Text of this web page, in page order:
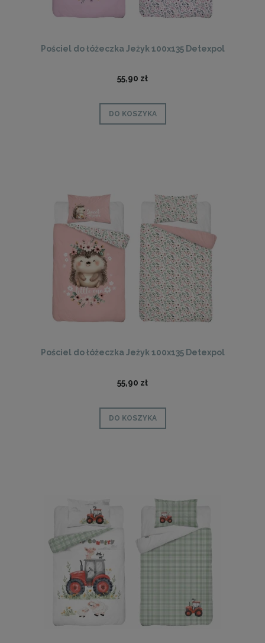
Pościel do łóżeczka Jeżyk 100x135 Detexpol
55,90 zł
DO KOSZYKA
Pościel do łóżeczka Jeżyk 100x135 Detexpol
55,90 zł
DO KOSZYKA